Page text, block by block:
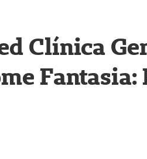
Clínica